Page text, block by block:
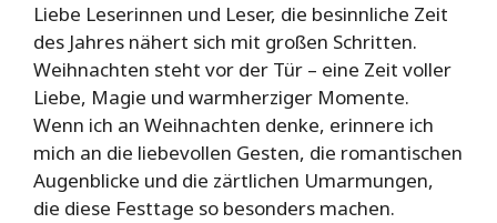
Liebe Leserinnen und Leser, die besinnliche Zeit
des Jahres nähert sich mit großen Schritten.
Weihnachten steht vor der Tür – eine Zeit voller
Liebe, Magie und warmherziger Momente.
Wenn ich an Weihnachten denke, erinnere ich
mich an die liebevollen Gesten, die romantischen
Augenblicke und die zärtlichen Umarmungen,
die diese Festtage so besonders machen.